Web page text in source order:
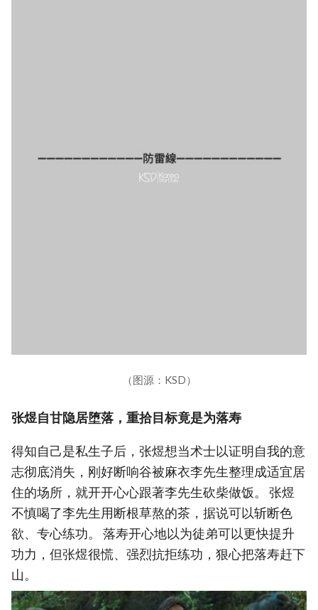
（图源：KSD）
张煜自甘隐居堕落，重拾目标竟是为落寿
得知自己是私生子后，张煜想当术士以证明自我的意
志彻底消失，刚好断响谷被麻衣李先生整理成适宜居
住的场所，就开开心心跟著李先生砍柴做饭。 张煜
不慎喝了李先生用断根草熬的茶，据说可以斩断色
欲、专心练功。 落寿开心地以为徒弟可以更快提升
功力，但张煜很慌、强烈抗拒练功，狠心把落寿赶下
山。